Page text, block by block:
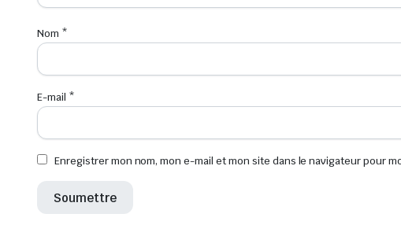
Nom *
E-mail *
Enregistrer mon nom, mon e-mail et mon site dans le navigateur pour